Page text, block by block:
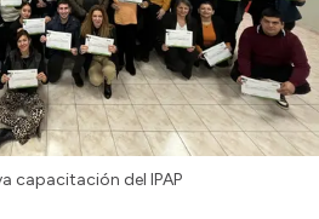
capacitación del IPAP